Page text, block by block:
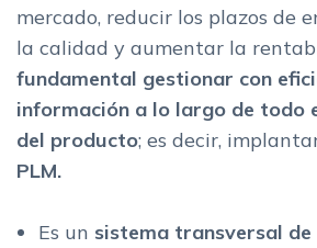
mercado, reducir los plazos de
la calidad y aumentar la
fundamental gestionar con
información a lo largo de todo
del producto; es decir,
PLM.
Es un sistema transversal